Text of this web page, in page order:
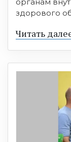
здорового
Читать